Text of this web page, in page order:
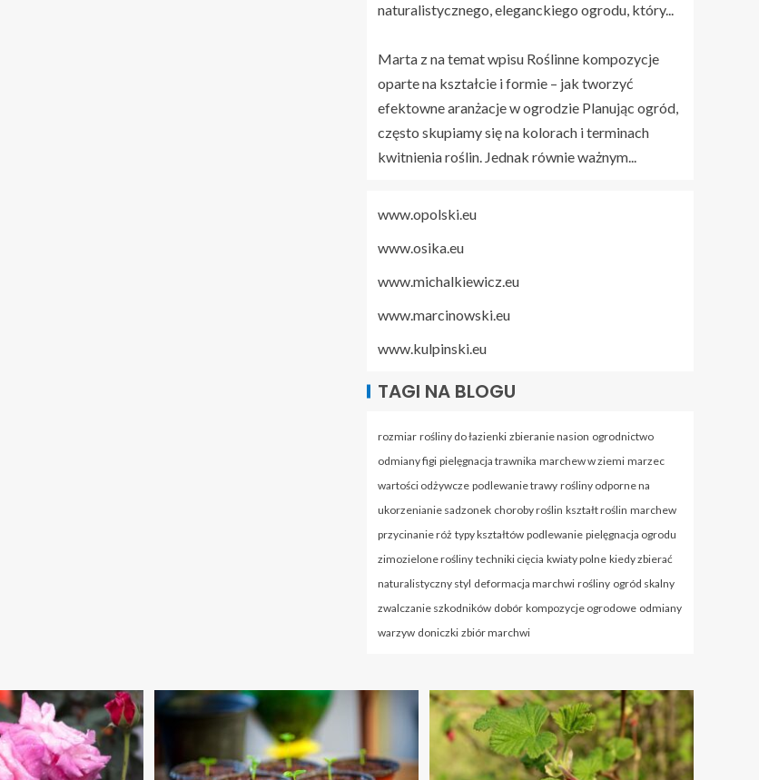
naturalistycznego, eleganckiego ogrodu, który...
Marta z na temat wpisu Roślinne kompozycje
oparte na kształcie i formie – jak tworzyć
efektowne aranżacje w ogrodzie Planując ogród,
często skupiamy się na kolorach i terminach
kwitnienia roślin. Jednak równie ważnym...
www.opolski.eu
www.osika.eu
www.michalkiewicz.eu
www.marcinowski.eu
www.kulpinski.eu
TAGI NA BLOGU
rozmiar rośliny do łazienki zbieranie nasion ogrodnictwo
odmiany figi pielęgnacja trawnika marchew w ziemi marzec
wartości odżywcze podlewanie trawy rośliny odporne na
ukorzenianie sadzonek choroby roślin kształt roślin marchew
przycinanie róż typy kształtów podlewanie pielęgnacja ogrodu
zimozielone rośliny techniki cięcia kwiaty polne kiedy zbierać
naturalistyczny styl deformacja marchwi rośliny ogród skalny
zwalczanie szkodników dobór kompozycje ogrodowe odmiany
warzyw doniczki zbiór marchwi